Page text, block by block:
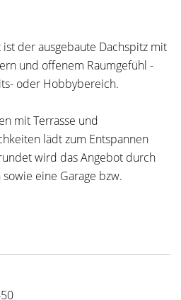
der ausgebaute Dachspitz mit
und offenem Raumgefühl -
oder Hobbybereich.
mit Terrasse und
lädt zum Entspannen
wird das Angebot durch
eine Garage bzw.